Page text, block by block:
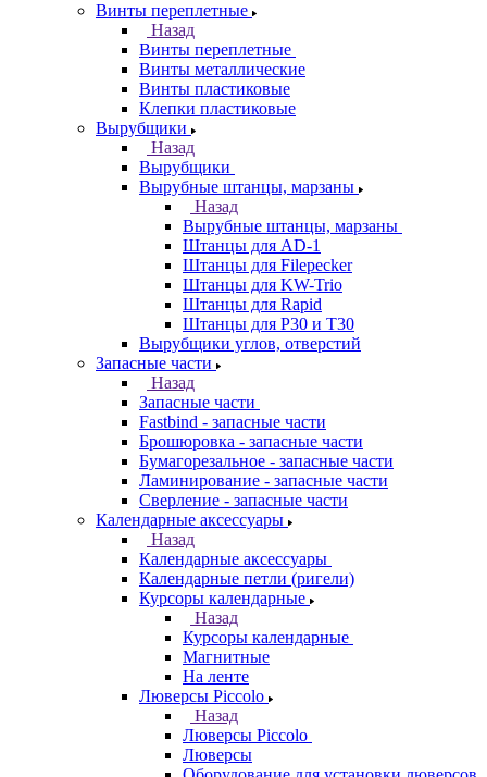
Винты переплетные
Назад
Винты переплетные
Винты металлические
Винты пластиковые
Клепки пластиковые
Вырубщики
Назад
Вырубщики
Вырубные штанцы, марзаны
Назад
Вырубные штанцы, марзаны
Штанцы для AD-1
Штанцы для Filepecker
Штанцы для KW-Trio
Штанцы для Rapid
Штанцы для Р30 и Т30
Вырубщики углов, отверстий
Запасные части
Назад
Запасные части
Fastbind - запасные части
Брошюровка - запасные части
Бумагорезальное - запасные части
Ламинирование - запасные части
Сверление - запасные части
Календарные аксессуары
Назад
Календарные аксессуары
Календарные петли (ригели)
Курсоры календарные
Назад
Курсоры календарные
Магнитные
На ленте
Люверсы Piccolo
Назад
Люверсы Piccolo
Люверсы